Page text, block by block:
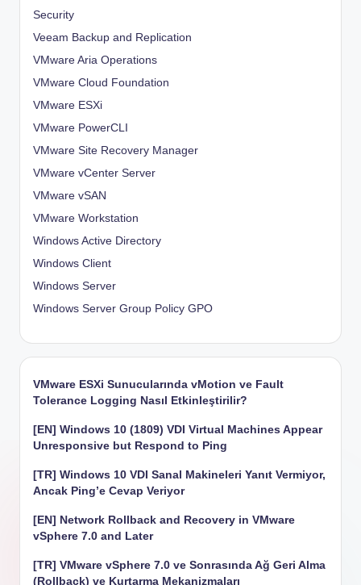
Security
Veeam Backup and Replication
VMware Aria Operations
VMware Cloud Foundation
VMware ESXi
VMware PowerCLI
VMware Site Recovery Manager
VMware vCenter Server
VMware vSAN
VMware Workstation
Windows Active Directory
Windows Client
Windows Server
Windows Server Group Policy GPO
VMware ESXi Sunucularında vMotion ve Fault
Tolerance Logging Nasıl Etkinleştirilir?
[EN] Windows 10 (1809) VDI Virtual Machines Appear
Unresponsive but Respond to Ping
[TR] Windows 10 VDI Sanal Makineleri Yanıt Vermiyor,
Ancak Ping’e Cevap Veriyor
[EN] Network Rollback and Recovery in VMware
vSphere 7.0 and Later
[TR] VMware vSphere 7.0 ve Sonrasında Ağ Geri Alma
(Rollback) ve Kurtarma Mekanizmaları